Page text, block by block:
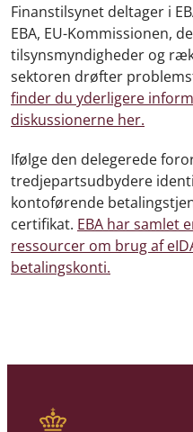
Finanstilsynet deltager i
EBA, EU-Kommissionen,
tilsynsmyndigheder og
sektoren drøfter
finder du yderligere
diskussionerne her.
Ifølge den delegerede
tredjepartsudbydere
kontoførende
certifikat. EBA har samlet
ressourcer om brug af
betalingskonti.